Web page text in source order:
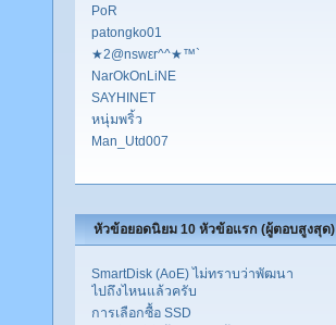
PoR
patongko01
★2@nswεr^^★™`
NarOkOnLiNE
SAYHINET
หนุ่มพริ้ว
Man_Utd007
หัวข้อยอดนิยม 10 หัวข้อแรก (ผู้ตอบสูงสุด)
SmartDisk (AoE) ไม่ทราบว่าพัฒนา
ไปถึงไหนแล้วครับ
การเลือกซื้อ SSD